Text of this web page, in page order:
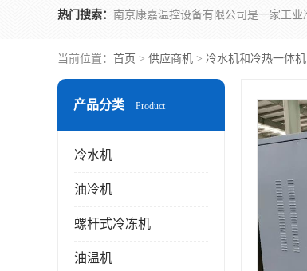
热门搜索：
当前位置： 首页 > 供应商机 > 冷水机和冷热一体机
产品分类 Product
冷水机
油冷机
螺杆式冷冻机
油温机